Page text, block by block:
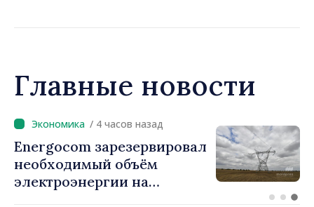
Главные новости
/ 2 часов назад
ВИДЕО // Более 2000
военных пройдут маршем
на параде в честь Дня